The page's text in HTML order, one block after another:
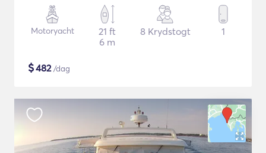
Motoryacht
21 ft
6 m
8 Krydstogt 1
$482/dag